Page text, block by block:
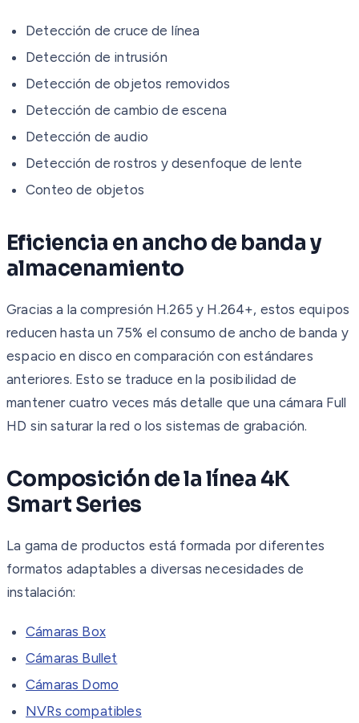
Detección de cruce de línea
Detección de intrusión
Detección de objetos removidos
Detección de cambio de escena
Detección de audio
Detección de rostros y desenfoque de lente
Conteo de objetos
Eficiencia en ancho de banda y
almacenamiento
Gracias a la compresión H.265 y H.264+, estos equipos
reducen hasta un 75% el consumo de ancho de banda y
espacio en disco en comparación con estándares
anteriores. Esto se traduce en la posibilidad de
mantener cuatro veces más detalle que una cámara Full
HD sin saturar la red o los sistemas de grabación.
Composición de la línea 4K
Smart Series
La gama de productos está formada por diferentes
formatos adaptables a diversas necesidades de
instalación:
Cámaras Box
Cámaras Bullet
Cámaras Domo
NVRs compatibles